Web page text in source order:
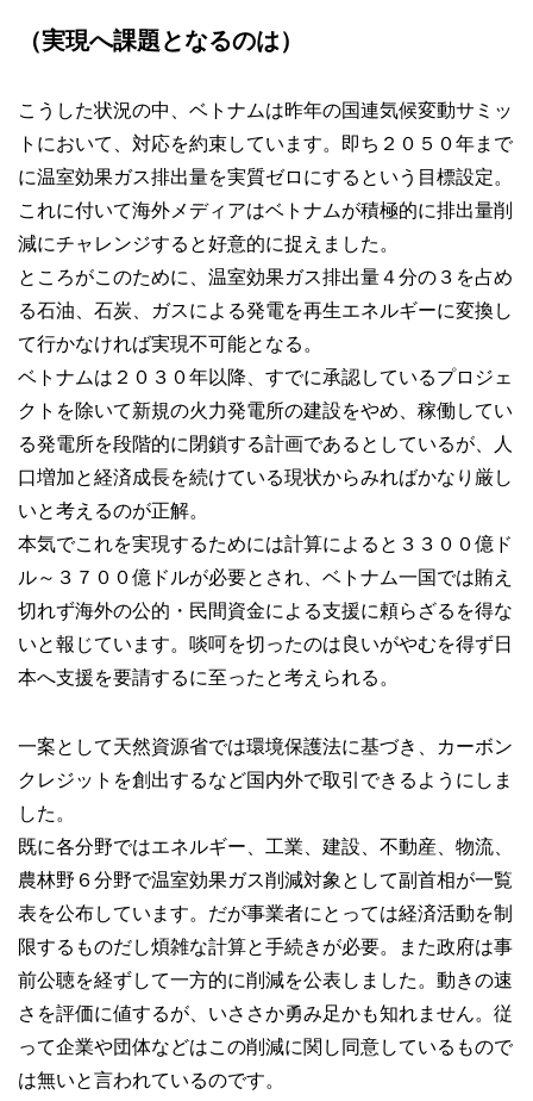
（実現へ課題となるのは）
こうした状況の中、ベトナムは昨年の国連気候変動サミッ
トにおいて、対応を約束しています。即ち２０５０年まで
に温室効果ガス排出量を実質ゼロにするという目標設定。
これに付いて海外メディアはベトナムが積極的に排出量削
減にチャレンジすると好意的に捉えました。
ところがこのために、温室効果ガス排出量４分の３を占め
る石油、石炭、ガスによる発電を再生エネルギーに変換し
て行かなければ実現不可能となる。
ベトナムは２０３０年以降、すでに承認しているプロジェ
クトを除いて新規の火力発電所の建設をやめ、稼働してい
る発電所を段階的に閉鎖する計画であるとしているが、人
口増加と経済成長を続けている現状からみればかなり厳し
いと考えるのが正解。
本気でこれを実現するためには計算によると３３００億ド
ル～３７００億ドルが必要とされ、ベトナム一国では賄え
切れず海外の公的・民間資金による支援に頼らざるを得な
いと報じています。啖呵を切ったのは良いがやむを得ず日
本へ支援を要請するに至ったと考えられる。
一案として天然資源省では環境保護法に基づき、カーボン
クレジットを創出するなど国内外で取引できるようにしま
した。
既に各分野ではエネルギー、工業、建設、不動産、物流、
農林野６分野で温室効果ガス削減対象として副首相が一覧
表を公布しています。だが事業者にとっては経済活動を制
限するものだし煩雑な計算と手続きが必要。また政府は事
前公聴を経ずして一方的に削減を公表しました。動きの速
さを評価に値するが、いささか勇み足かも知れません。従
って企業や団体などはこの削減に関し同意しているもので
は無いと言われているのです。